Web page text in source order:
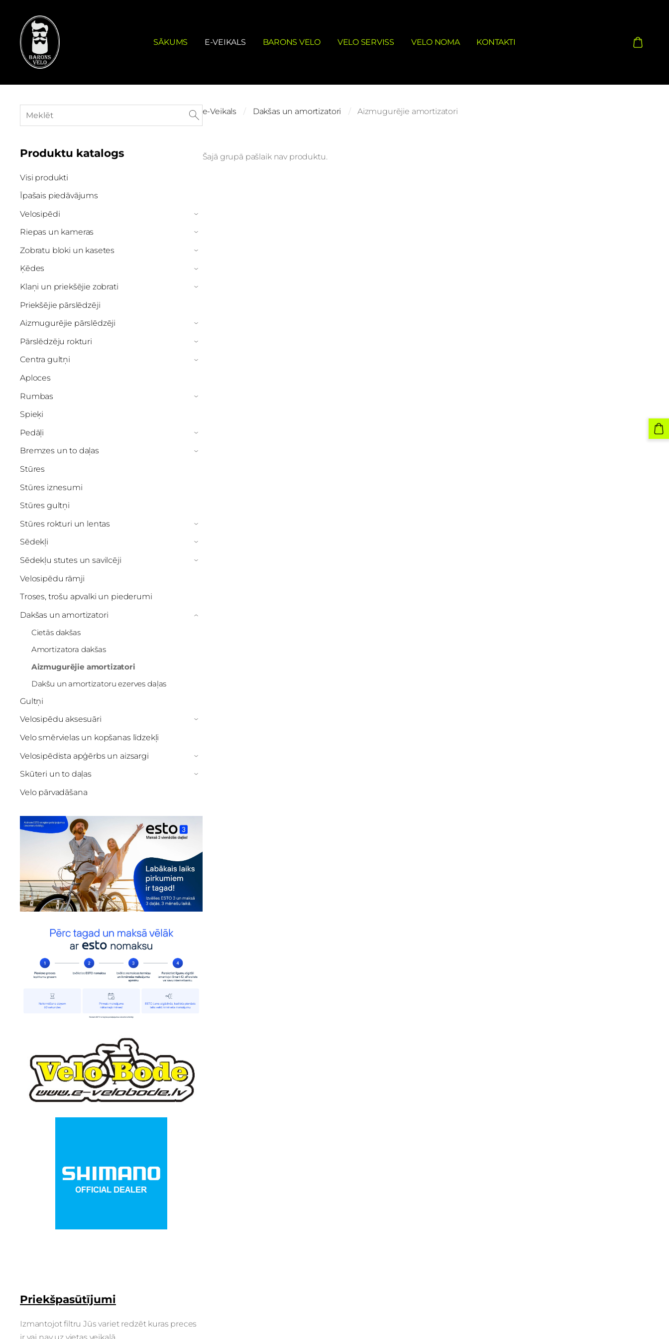
SĀKUMS E-VEIKALS BARONS VELO VELO SERVISS VELO NOMA KONTAKTI
Produktu katalogs
Visi produkti
Īpašais piedāvājums
Velosipēdi
›
Riepas un kameras ›
Zobratu bloki un kasetes ›
Ķēdes ›
Klaņi un priekšējie zobrati ›
Priekšējie pārslēdzēji
Aizmugurējie pārslēdzēji
›
Pārslēdzēju rokturi ›
Centra gultņi ›
Aploces
Rumbas
›
Spieķi
Pedāļi
›
Bremzes un to daļas ›
Stūres
Stūres iznesumi
Stūres gultņi
Stūres rokturi un lentas
›
Sēdekļi ›
Sēdekļu stutes un savilcēji ›
Velosipēdu rāmji
Troses, trošu apvalki un piederumi
Dakšas un amortizatori
Cietās dakšas
Amortizatora dakšas
Aizmugurējie amortizatori
Dakšu un amortizatoru ezerves daļas
›
Gultņi
Velosipēdu aksesuāri
›
Velo smērvielas un kopšanas līdzekļi
Velosipēdista apģērbs un aizsargi
›
Skūteri un to daļas ›
Velo pārvadāšana
Priekšpasūtījumi
Izmantojot filtru Jūs variet redzēt kuras preces
e-Veikals Dakšas un amortizatori Aizmugurējie amortizatori
Šajā grupā pašlaik nav produktu.